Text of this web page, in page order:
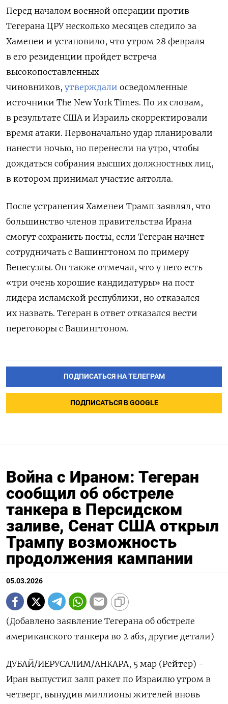
Перед началом военной операции против
Тегерана ЦРУ несколько месяцев следило за
Хаменеи и установило, что утром 28 февраля
в его резиденции пройдет встреча
высокопоставленных
чиновников, утверждали осведомленные
источники The New York Times. По их словам,
в результате США и Израиль скорректировали
время атаки. Первоначально удар планировали
нанести ночью, но перенесли на утро, чтобы
дождаться собрания высших должностных лиц,
в котором принимал участие аятолла.
После устранения Хаменеи Трамп заявлял, что
большинство членов правительства Ирана
смогут сохранить посты, если Тегеран начнет
сотрудничать с Вашингтоном по примеру
Венесуэлы. Он также отмечал, что у него есть
«три очень хорошие кандидатуры» на пост
лидера исламской республики, но отказался
их назвать. Тегеран в ответ отказался вести
переговоры с Вашингтоном.
ПОДПИСАТЬСЯ НА ТЕЛЕГРАМ
ПОДПИСАТЬСЯ В GOOGLE
Война с Ираном: Тегеран
сообщил об обстреле
танкера в Персидском
заливе, Сенат США открыл
Трампу возможность
продолжения кампании
05.03.2026
(Добавлено заявление Тегерана об обстреле
американского танкера во 2 абз, другие детали)
ДУБАЙ/ИЕРУСАЛИМ/АНКАРА, 5 мар (Рейтер) -
Иран выпустил залп ракет по Израилю утром в
четверг, ‌вынудив миллионы жителей вновь